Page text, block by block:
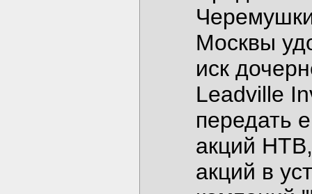
Москвы
иск
Leadville
передать
акций
акций в